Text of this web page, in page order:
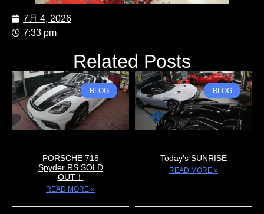
7月 4, 2026
7:33 pm
Related Posts
BLOG
PORSCHE 718
Spyder RS SOLD
OUT！
READ MORE »
BLOG
Today’s SUNRISE
READ MORE »